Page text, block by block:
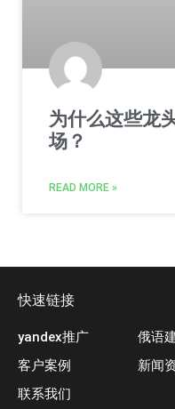
为什么这些龙
场？
READ MORE »
快速链接
yandex推广
客户案例
联系我们
俄语
新闻